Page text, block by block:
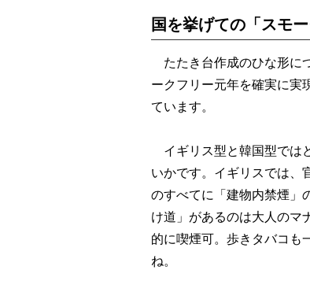
国を挙げての「スモ
たたき台作成のひな形に
ークフリー元年を確実に実
ています。
イギリス型と韓国型では
いかです。イギリスでは、
のすべてに「建物内禁煙
け道」があるのは大人のマ
的に喫煙可。歩きタバコも
ね。